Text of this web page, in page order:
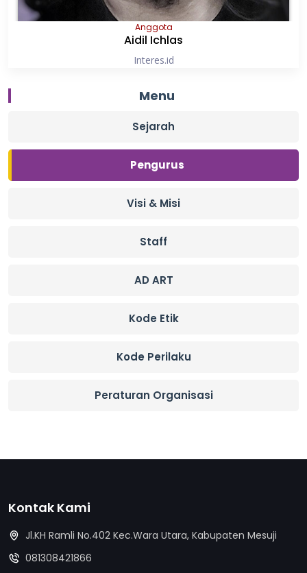
Anggota
Aidil Ichlas
Interes.id
Menu
Sejarah
Pengurus
Visi & Misi
Staff
AD ART
Kode Etik
Kode Perilaku
Peraturan Organisasi
Kontak Kami
Jl.KH Ramli No.402 Kec.Wara Utara, Kabupaten Mesuji
081308421866